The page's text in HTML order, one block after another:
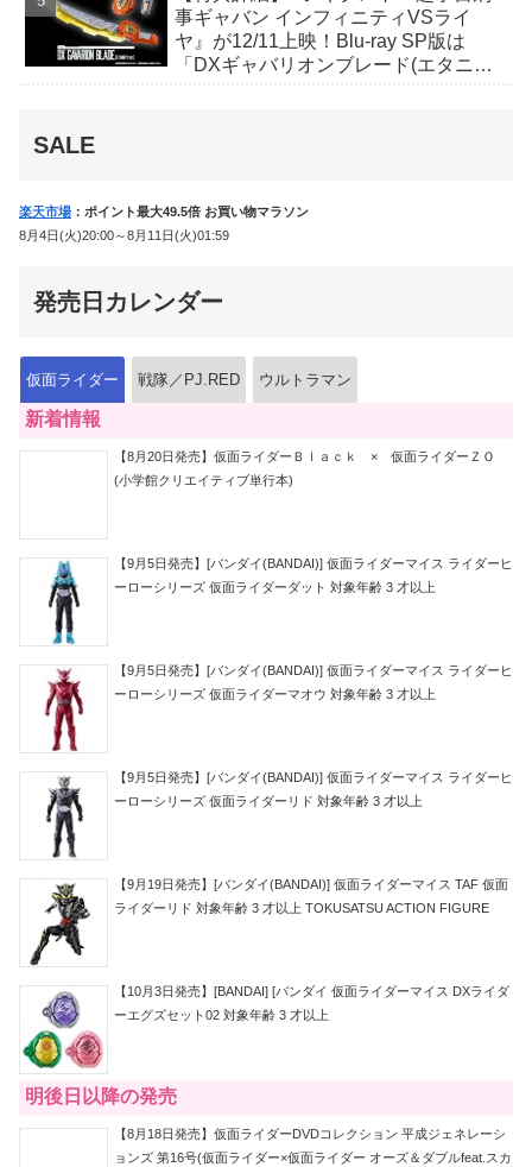
事ギャバン インフィニティVSライ
ヤ』が12/11上映！Blu-ray SP版は
「DXギャバリオンブレード(エタニテ
SALE
楽天市場 ：ポイント最大49.5倍 お買い物マラソン
8月4日(火)20:00～8月11日(火)01:59
発売日カレンダー
仮面ライダー 戦隊／PJ.RED ウルトラマン
新着情報
【8月20日発売】仮面ライダーＢｌａｃｋ × 仮面ライダーＺＯ
(小学館クリエイティブ単行本)
【9月5日発売】[バンダイ(BANDAI)] 仮面ライダーマイス ライダーヒ
ーローシリーズ 仮面ライダーダット 対象年齢 3 才以上
【9月5日発売】[バンダイ(BANDAI)] 仮面ライダーマイス ライダーヒ
ーローシリーズ 仮面ライダーマオウ 対象年齢 3 才以上
【9月5日発売】[バンダイ(BANDAI)] 仮面ライダーマイス ライダーヒ
ーローシリーズ 仮面ライダーリド 対象年齢 3 才以上
【9月19日発売】[バンダイ(BANDAI)] 仮面ライダーマイス TAF 仮面
ライダーリド 対象年齢 3 才以上 TOKUSATSU ACTION FIGURE
【10月3日発売】[BANDAI] [バンダイ 仮面ライダーマイス DXライダ
ーエグズセット02 対象年齢 3 才以上
明後日以降の発売
【8月18日発売】仮面ライダーDVDコレクション 平成ジェネレーシ
ョンズ 第16号(仮面ライダー×仮面ライダー オーズ＆ダブルfeat.スカ